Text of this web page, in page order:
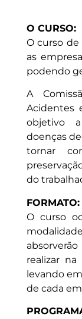
O CURSO:
O curso de
as
podendo
A
Acidentes
objetivo
doenças
tornar
do
FORMATO:
O curso
realizar na
levando
de cada